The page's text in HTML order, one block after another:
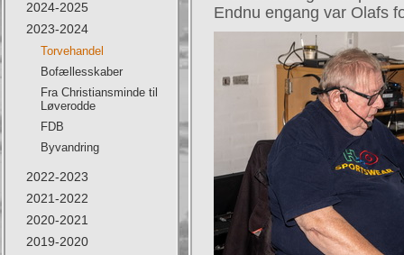
2024-2025
2023-2024
Torvehandel
Bofællesskaber
Fra Christiansminde til
Løverodde
FDB
Byvandring
2022-2023
2021-2022
2020-2021
2019-2020
Endnu engang var Olafs